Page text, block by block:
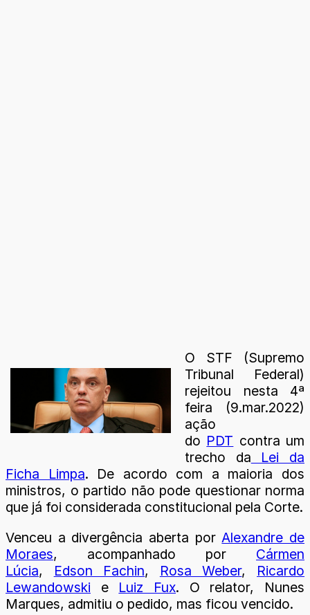
O STF (Supremo
Tribunal Federal)
rejeitou nesta 4ª
feira (9.mar.2022)
ação
do PDT contra um
trecho da Lei da
Ficha Limpa. De acordo com a maioria dos
ministros, o partido não pode questionar norma
que já foi considerada constitucional pela Corte.
Venceu a divergência aberta por Alexandre de
Moraes, acompanhado por Cármen
Lúcia, Edson Fachin, Rosa Weber, Ricardo
Lewandowski e Luiz Fux. O relator, Nunes
Marques, admitiu o pedido, mas ficou vencido.